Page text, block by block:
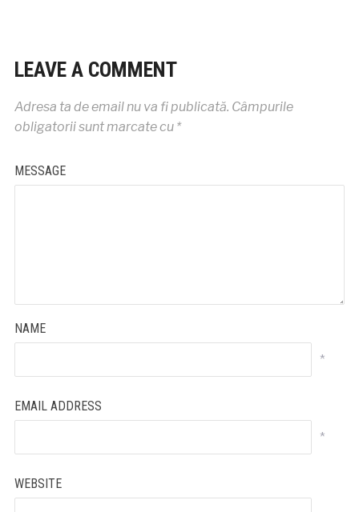
LEAVE A COMMENT
Adresa ta de email nu va fi publicată. Câmpurile
obligatorii sunt marcate cu *
MESSAGE
NAME
*
EMAIL ADDRESS
*
WEBSITE